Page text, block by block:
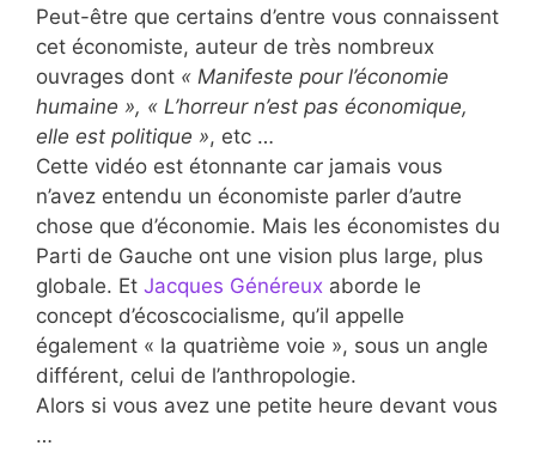
Peut-être que certains d’entre vous connaissent
cet économiste, auteur de très nombreux
ouvrages dont « Manifeste pour l’économie
humaine », « L’horreur n’est pas économique,
elle est politique », etc …
Cette vidéo est étonnante car jamais vous
n’avez entendu un économiste parler d’autre
chose que d’économie. Mais les économistes du
Parti de Gauche ont une vision plus large, plus
globale. Et Jacques Généreux aborde le
concept d’écoscocialisme, qu’il appelle
également « la quatrième voie », sous un angle
différent, celui de l’anthropologie.
Alors si vous avez une petite heure devant vous
…